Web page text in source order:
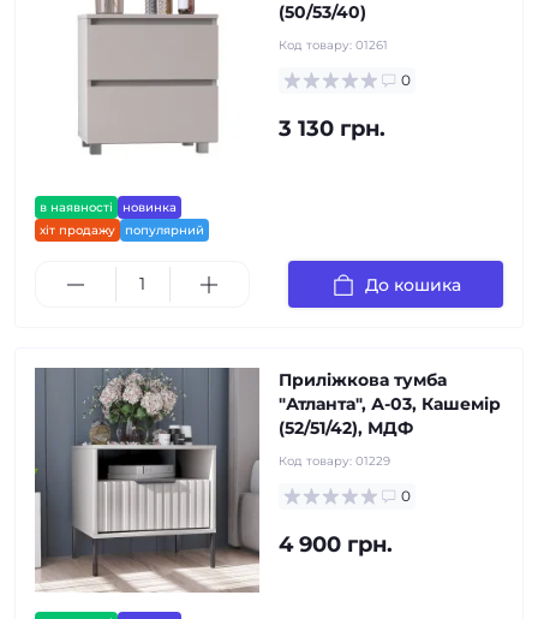
в наявності
новинка
хіт продажу
популярний
(50/53/40)
Код товару: 01261
0
3 130 грн.
До кошика
Приліжкова тумба
"Атланта", А-03, Кашемір
(52/51/42), МДФ
Код товару: 01229
0
4 900 грн.